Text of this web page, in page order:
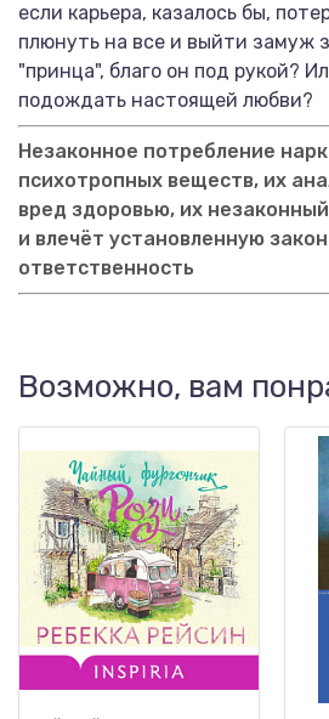
если карьера, казалось бы,
плюнуть на все и выйти замуж
"принца", благо он под рукой?
подождать настоящей любви?
Незаконное потребление
психотропных веществ, их
вред здоровью, их
и влечёт установленную
ответственность
Возможно, вам